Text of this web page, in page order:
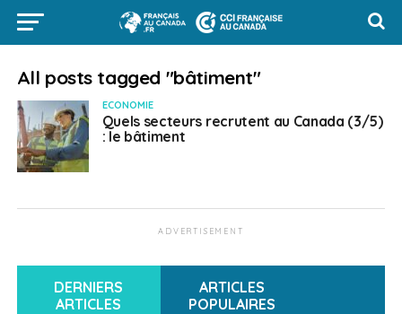
All posts tagged "bâtiment"
ECONOMIE
Quels secteurs recrutent au Canada (3/5)
: le bâtiment
ADVERTISEMENT
DERNIERS
ARTICLES
ARTICLES
POPULAIRES